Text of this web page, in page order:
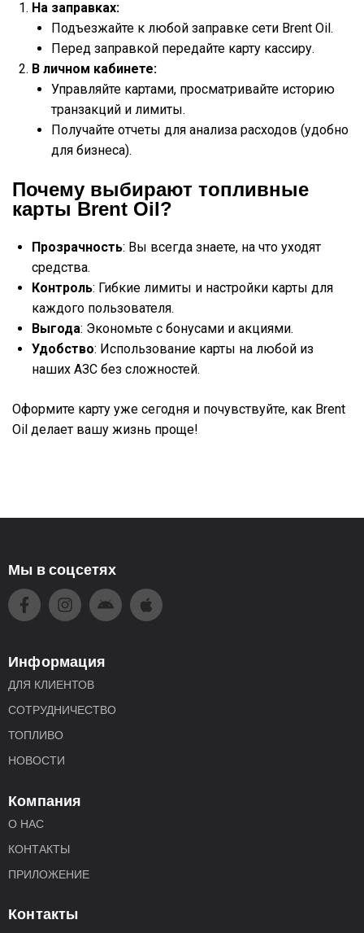
На заправках:
Подъезжайте к любой заправке сети Brent Oil.
Перед заправкой передайте карту кассиру.
В личном кабинете:
Управляйте картами, просматривайте историю
транзакций и лимиты.
Получайте отчеты для анализа расходов (удобно
для бизнеса).
Почему выбирают топливные
карты Brent Oil?
Прозрачность: Вы всегда знаете, на что уходят
средства.
Контроль: Гибкие лимиты и настройки карты для
каждого пользователя.
Выгода: Экономьте с бонусами и акциями.
Удобство: Использование карты на любой из
наших АЗС без сложностей.
Оформите карту уже сегодня и почувствуйте, как Brent
Oil делает вашу жизнь проще!
Мы в соцсетях
Информация
ДЛЯ КЛИЕНТОВ
СОТРУДНИЧЕСТВО
ТОПЛИВО
НОВОСТИ
Компания
О НАС
КОНТАКТЫ
ПРИЛОЖЕНИЕ
Контакты